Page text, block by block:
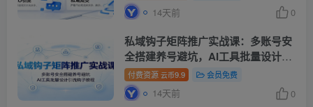
14天前 0
私域钩子矩阵推广实战课：多账号安
全搭建养号避坑，AI工具批量设计引
流钩子教程
付费资源 云币9.9 会员免费
14天前 0